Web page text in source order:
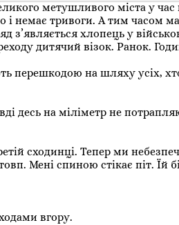
метушливого міста у
і немає тривоги. А тим часом
з’являється хлопець у
дитячий візок. Ранок.
перешкодою на шляху усіх,
десь на міліметр не
сходинці. Тепер ми
Мені спиною стікає піт. Їй
вгору.